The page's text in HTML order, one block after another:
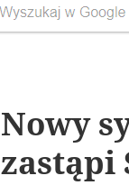
Nowy
zastąpi